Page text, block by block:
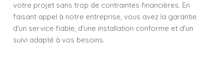
votre projet sans trop de contraintes financières. En
faisant appel à notre entreprise, vous avez la garantie
d'un service fiable, d'une installation conforme et d'un
suivi adapté à vos besoins.